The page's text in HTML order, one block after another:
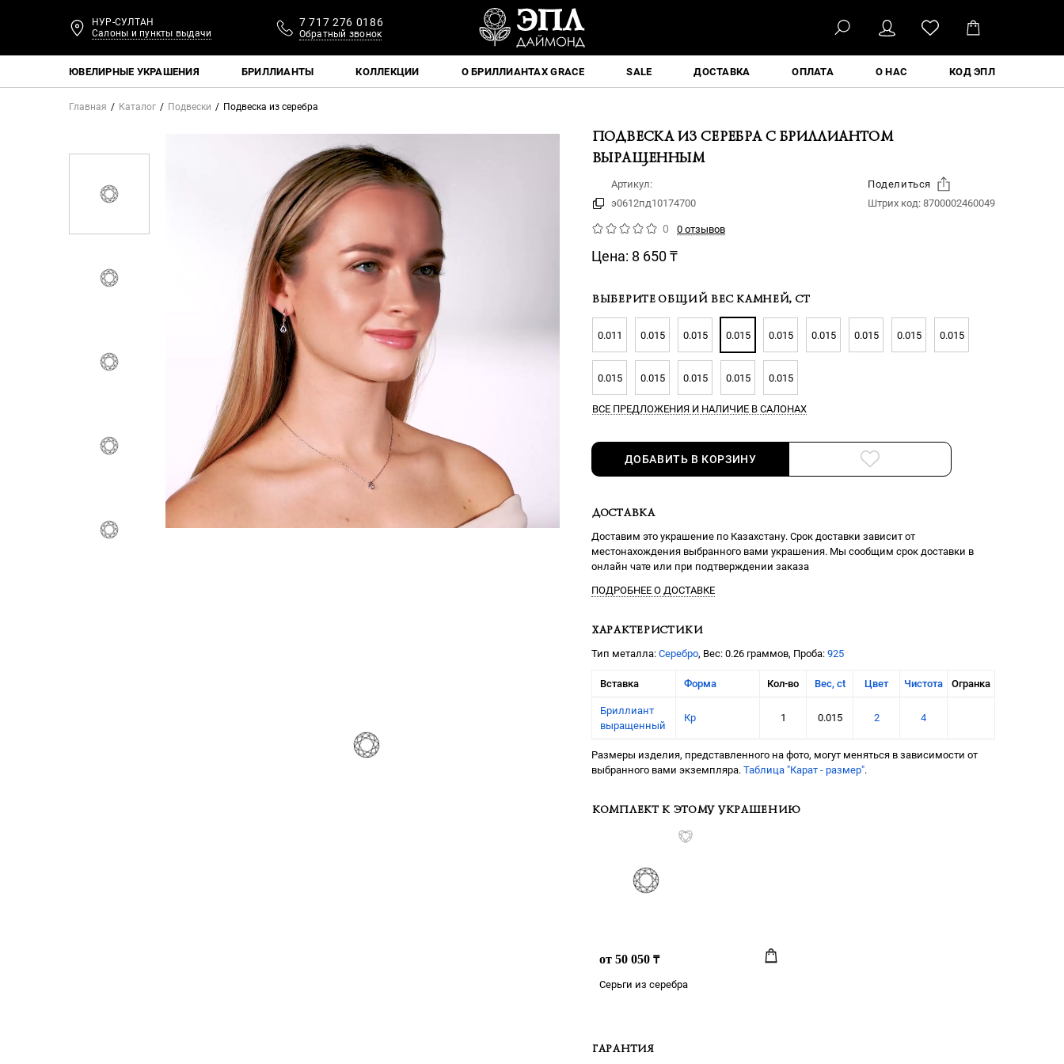
НУР-СУЛТАН
Салоны и пункты выдачи
7 717 276 0186
Обратный звонок
ЮВЕЛИРНЫЕ УКРАШЕНИЯ БРИЛЛИАНТЫ КОЛЛЕКЦИИ О БРИЛЛИАНТАХ GRACE SALE ДОСТАВКА ОПЛАТА О НАС КОД ЭПЛ
Главная Каталог Подвески Подвеска из серебра
ПОДВЕСКА ИЗ СЕРЕБРА С БРИЛЛИАНТОМ
ВЫРАЩЕННЫМ
Артикул:
э0612пд10174700
Поделиться
Штрих код: 8700002460049
0 0 отзывов
Цена: 8 650₸
ВЫБЕРИТЕ ОБЩИЙ ВЕС КАМНЕЙ, CT
0.011 0.015 0.015 0.015 0.015 0.015 0.015 0.015 0.015
0.015 0.015 0.015 0.015 0.015
ВСЕ ПРЕДЛОЖЕНИЯ И НАЛИЧИЕ В САЛОНАХ
ДОБАВИТЬ В КОРЗИНУ
ДОСТАВКА
Доставим это украшение по Казахстану. Срок доставки зависит от
местонахождения выбранного вами украшения. Мы сообщим срок доставки в
онлайн чате или при подтверждении заказа
ПОДРОБНЕЕ О ДОСТАВКЕ
ХАРАКТЕРИСТИКИ
Тип металла: Серебро, Вес: 0.26 граммов, Проба: 925
Вставка Форма Кол-во Вес, ct Цвет Чистота Огранка
Бриллиант
выращенный
Кр 1 0.015 2 4
Размеры изделия, представленного на фото, могут меняться в зависимости от
выбранного вами экземпляра. Таблица "Карат - размер".
КОМПЛЕКТ К ЭТОМУ УКРАШЕНИЮ
Серьги из серебра
от 50 050 ₸
ГАРАНТИЯ